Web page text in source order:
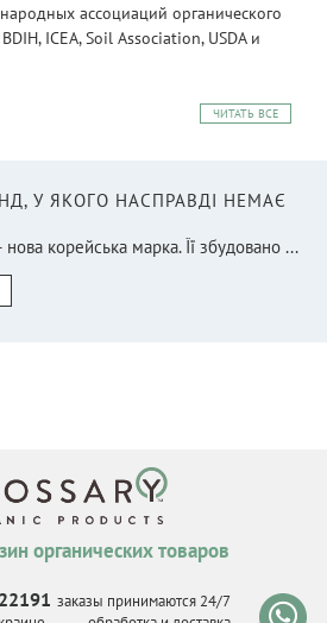
ассоциаций органического
ICEA, Soil Association, USDA и
ЧИТАТЬ ВСЕ
У ЯКОГО НАСПРАВДІ НЕМАЄ
корейська марка. Її збудовано ...
органических товаров
заказы принимаются 24/7